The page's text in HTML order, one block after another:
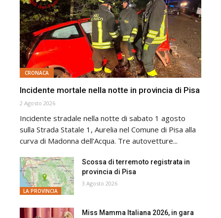
CRONACA
Incidente mortale nella notte in provincia di Pisa
2 Agosto 2026
Incidente stradale nella notte di sabato 1 agosto
sulla Strada Statale 1, Aurelia nel Comune di Pisa alla
curva di Madonna dell’Acqua. Tre autovetture...
LA PROVINCIA
Scossa di terremoto registrata in
provincia di Pisa
3 Agosto 2026
Miss Mamma Italiana 2026, in gara